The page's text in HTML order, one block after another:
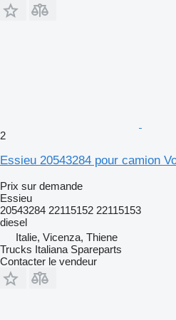
2
Essieu 20543284 pour camion
Prix sur demande
Essieu
20543284 22115152 22115153
diesel
Italie, Vicenza, Thiene
Trucks Italiana Spareparts
Contacter le vendeur